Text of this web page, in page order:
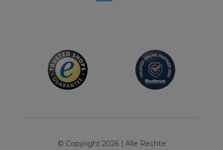
© Copyright 2026 | Alle Rechte